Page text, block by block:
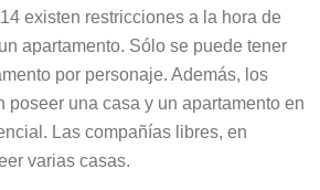
existen restricciones a la hora de
apartamento. Sólo se puede tener
por personaje. Además, los
poseer una casa y un apartamento en
Las compañías libres, en
varias casas.